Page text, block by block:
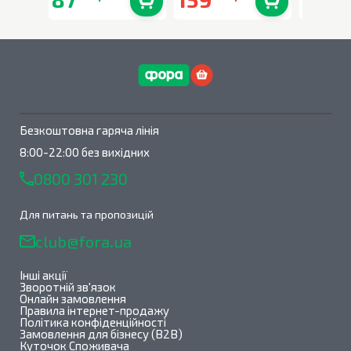
Безкоштовна гаряча лінія
8:00-22:00 без вихідних
0800 301 230
Для питань та пропозицій
club@fora.ua
Інші акції
Зворотній зв'язок
Онлайн замовлення
Правила інтернет-продажу
Політика конфіденційності
Замовлення для бізнесу (B2B)
Куточок Споживача